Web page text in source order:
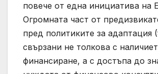
повече от една инициатива на
Огромната част от
пред политиките за адаптация
свързани не толкова с
финансиране, а с достъпа до